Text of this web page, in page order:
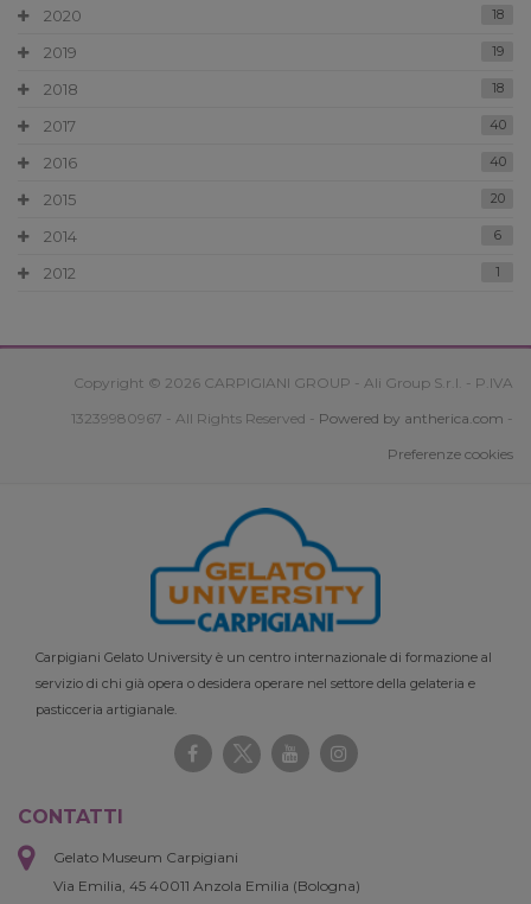
2020 18
2019 19
2018 18
2017 40
2016 40
2015 20
2014 6
2012 1
Copyright © 2026 CARPIGIANI GROUP - Ali Group S.r.l. - P.IVA
13239980967 - All Rights Reserved - Powered by antherica.com -
Preferenze cookies
Carpigiani Gelato University è un centro internazionale di formazione al
servizio di chi già opera o desidera operare nel settore della gelateria e
pasticceria artigianale.
CONTATTI
Gelato Museum Carpigiani
Via Emilia, 45 40011 Anzola Emilia (Bologna)